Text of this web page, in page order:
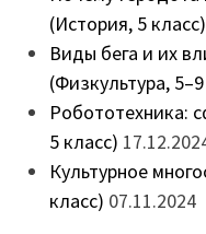
(История, 5 класс)
Виды бега и их
(Физкультура,
Робототехника:
5 класс)
Культурное
класс) 07.11.2024